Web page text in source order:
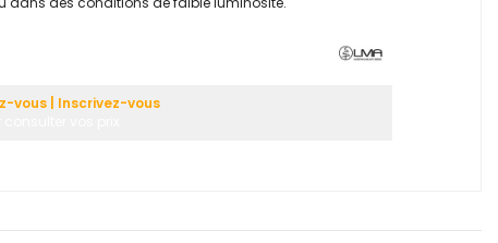
vous | Inscrivez-vous